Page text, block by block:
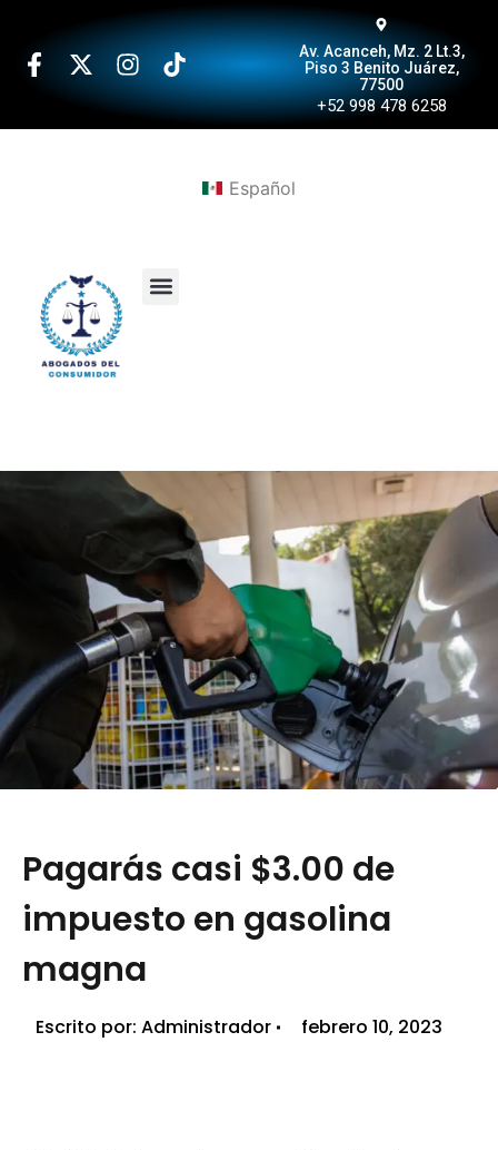
Av. Acanceh, Mz. 2 Lt.3,
Piso 3 Benito Juárez,
77500
+52 998 478 6258
Español
Pagarás casi $3.00 de
impuesto en gasolina
magna
Escrito por: Administrador febrero 10, 2023